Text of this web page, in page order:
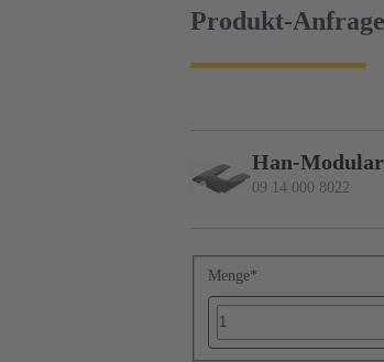
Produkt-Anfrage
Han-
09 14 000 8022
Menge*